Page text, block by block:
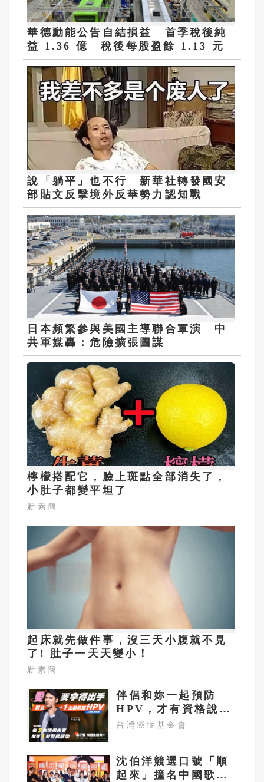
華德動能公告自結損益 首季稅後純
益 1.36 億 稅後每股盈餘 1.13 元
說「躺平」也不行 新華社轉發國安
部貼文反擊境外反華勢力認知戰
日本頻繁參與美國主導聯合軍演 中
共軍媒轟：危險擴張圖謀
檸檬搭配它，臉上斑點全部消失了，
小肚子都變平坦了
新素簡
起床就先做件事，沒三天小腹就不見
了! 肚子一天天變小！
新素簡
伴侶和妳一起預防
HPV，才有資格說愛
妳！
台灣癌症基金會
沈伯洋競選口號「順
起來」撞名中國歌